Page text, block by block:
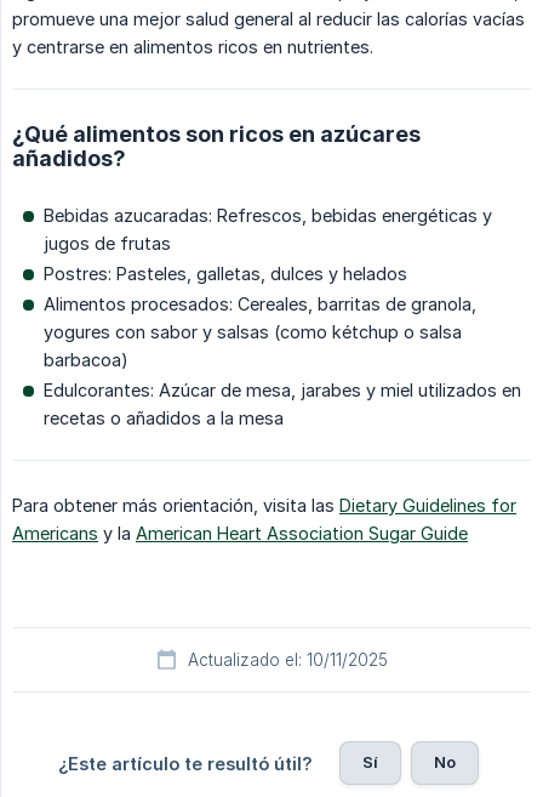
promueve una mejor salud general al reducir las calorías vacías
y centrarse en alimentos ricos en nutrientes.
¿Qué alimentos son ricos en azúcares
añadidos?
Bebidas azucaradas: Refrescos, bebidas energéticas y
jugos de frutas
Postres: Pasteles, galletas, dulces y helados
Alimentos procesados: Cereales, barritas de granola,
yogures con sabor y salsas (como kétchup o salsa
barbacoa)
Edulcorantes: Azúcar de mesa, jarabes y miel utilizados en
recetas o añadidos a la mesa
Para obtener más orientación, visita las Dietary Guidelines for
Americans y la American Heart Association Sugar Guide
Actualizado el: 10/11/2025
¿Este artículo te resultó útil? Sí No